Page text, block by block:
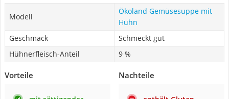
Modell
Ökoland Gemüsesuppe mit
Huhn
Geschmack
Schmeckt gut
Hühnerfleisch-Anteil
9 %
Vorteile Nachteile